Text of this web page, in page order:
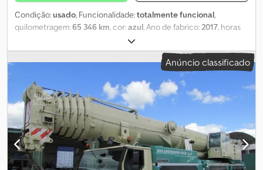
Condição:usado, Funcionalidade:totalmente funcional,
quilometragem:65 346 km, cor:azul, Ano de fabrico:2017, horas
, Fabricante: Liebherr Modelo: LTM
1030-2.1 Dedpfxjy D Ncvj Aafskr Ano: 2017 Capacidade (t): 35 t
Lança principal: 30 m Jib: 15 m Quilometragem: 65.346 km Horas
Anúncio classificado